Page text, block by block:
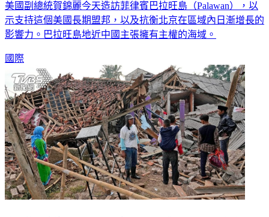
美國副總統賀錦麗今天造訪菲律賓巴拉旺島（Palawan），以
示支持這個美國長期盟邦，以及抗衡北京在區域內日漸增長的
影響力。巴拉旺島地近中國主張擁有主權的海域。
國際